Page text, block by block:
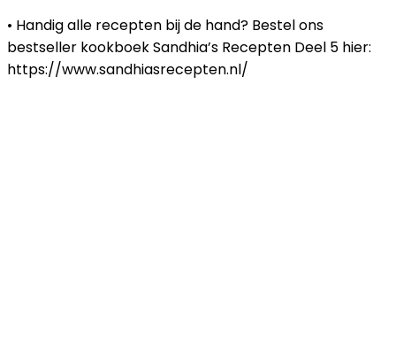
• Handig alle recepten bij de hand? Bestel ons
bestseller kookboek Sandhia’s Recepten Deel 5 hier:
https://www.sandhiasrecepten.nl/